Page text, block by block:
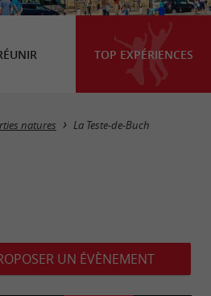
TOP EXPÉRIENCES
Masquer la carte
natures La Teste-de-Buch
UN ÉVÈNEMENT